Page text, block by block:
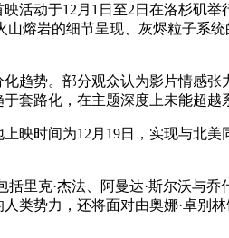
活动于12月1日至2日在洛杉矶
山熔岩的细节呈现、灰烬粒子系
趋势。部分观众认为影片情感
套路化，在主题深度上未能超越
映时间为12月19日，实现与北
里克·杰法、阿曼达·斯尔沃与
类势力，还将面对由奥娜·卓别